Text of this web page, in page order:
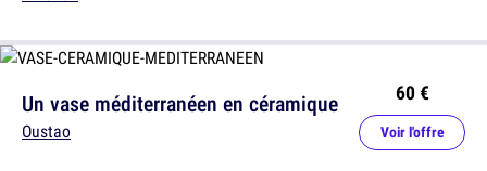
Un vase méditerranéen en céramique
Oustao
60 €
Voir l'offre